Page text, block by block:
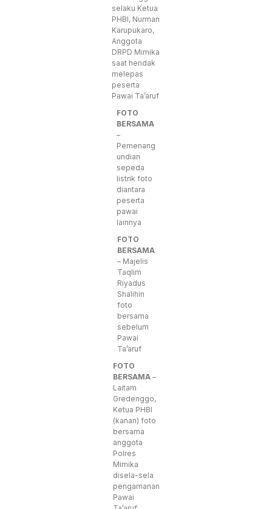
selaku Ketua
PHBI, Nurman
Karupukaro,
Anggota
DRPD Mimika
saat hendak
melepas
peserta
Pawai Ta’aruf
FOTO
BERSAMA
–
Pemenang
undian
sepeda
listrik foto
diantara
peserta
pawai
lainnya
FOTO
BERSAMA
– Majelis
Taqlim
Riyadus
Shalihin
foto
bersama
sebelum
Pawai
Ta’aruf
FOTO
BERSAMA–
Laitam
Gredenggo,
Ketua PHBI
(kanan) foto
bersama
anggota
Polres
Mimika
disela-sela
pengamanan
Pawai